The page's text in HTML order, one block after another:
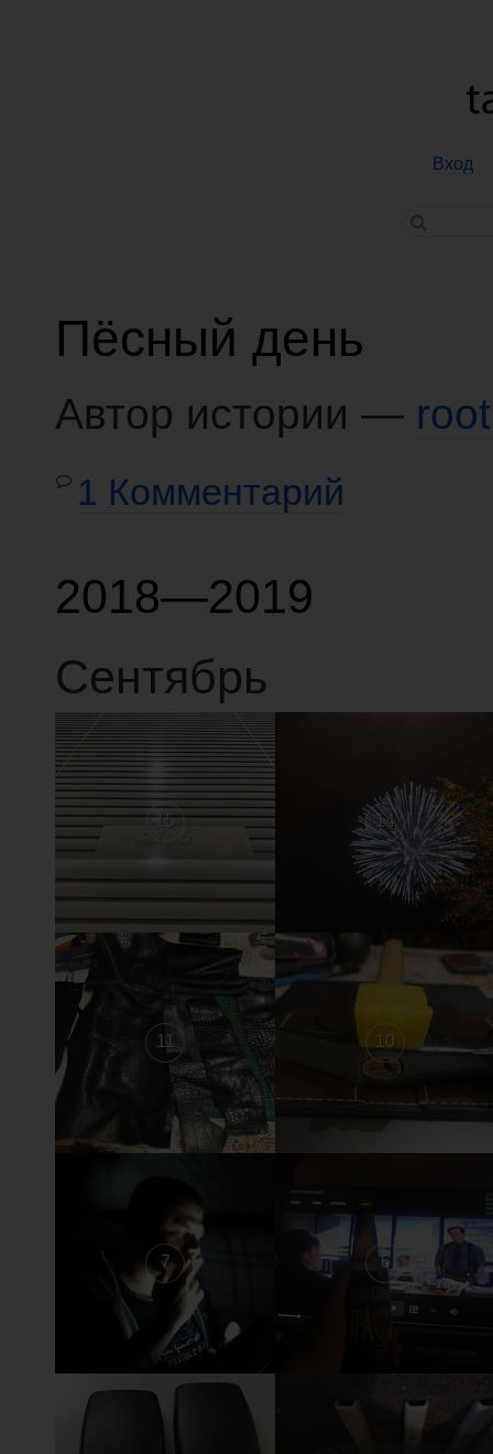
Вход
Пёсный день
Автор истории — root
1 Комментарий
2018—2019
Сентябрь
15 14
11 10
7 6